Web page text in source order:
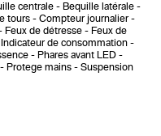
centrale
Bequille latérale
tours
Compteur journalier
Feux de détresse
Feux de
Indicateur de consommation
Phares avant LED
Protege mains
Suspension